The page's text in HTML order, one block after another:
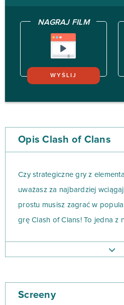
NAGRAJ FILM
WYŚLIJ
Opis Clash of Clans
Czy strategiczne gry z
uważasz za najbardziej
prostu musisz zagrać w
grę Clash of Clans! To jedna z
ogromną liczbę graczy.
dziś!
Dołącz do graczy Clash of
Screeny